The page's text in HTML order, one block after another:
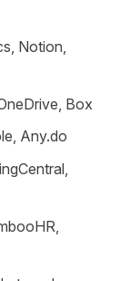
Notion,
Box
Any.do